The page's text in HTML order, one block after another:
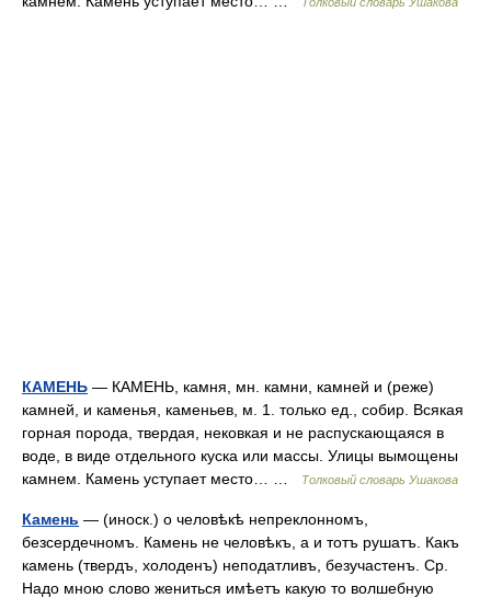
КАМЕНЬ — КАМЕНЬ, камня, мн. камни, камней и (реже)
камней, и каменья, каменьев, м. 1. только ед., собир. Всякая
горная порода, твердая, нековкая и не распускающаяся в
воде, в виде отдельного куска или массы. Улицы вымощены
камнем. Камень уступает место… …
Толковый словарь Ушакова
Камень — (иноск.) о человѣкѣ непреклонномъ,
безсердечномъ. Камень не человѣкъ, а и тотъ рушатъ. Какъ
камень (твердъ, холоденъ) неподатливъ, безучастенъ. Ср.
Надо мною слово жениться имѣетъ какую то волшебную